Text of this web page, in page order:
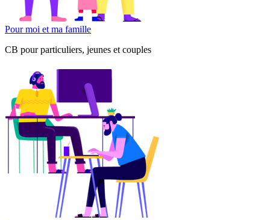
Pour moi et ma famille
CB pour particuliers, jeunes et couples